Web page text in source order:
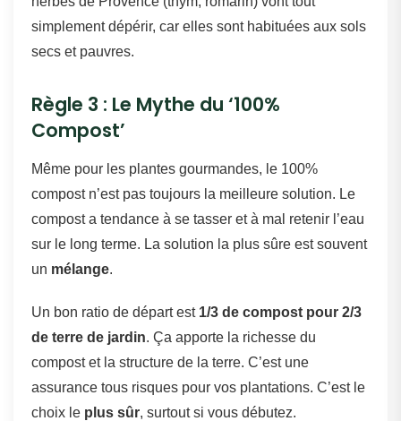
simplement dépérir, car elles sont habituées aux sols
secs et pauvres.
Règle 3 : Le Mythe du ‘100%
Compost’
Même pour les plantes gourmandes, le 100%
compost n’est pas toujours la meilleure solution. Le
compost a tendance à se tasser et à mal retenir l’eau
sur le long terme. La solution la plus sûre est souvent
un mélange.
Un bon ratio de départ est 1/3 de compost pour 2/3
de terre de jardin. Ça apporte la richesse du
compost et la structure de la terre. C’est une
assurance tous risques pour vos plantations. C’est le
choix le plus sûr, surtout si vous débutez.